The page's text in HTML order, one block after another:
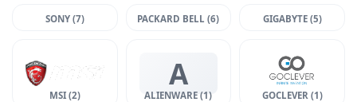
SONY (7) PACKARD BELL (6) GIGABYTE (5)
MSI (2)
A
ALIENWARE (1) GOCLEVER (1)